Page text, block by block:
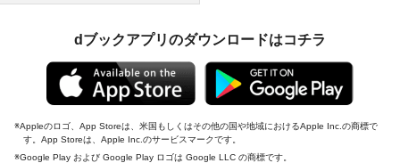
dブックアプリのダウンロードはコチラ
Appleのロゴ、App Storeは、米国もしくはその他の国や地域におけるApple Inc.の商標で
す。App Storeは、Apple Inc.のサービスマークです。
Google Play および Google Play ロゴは Google LLC の商標です。